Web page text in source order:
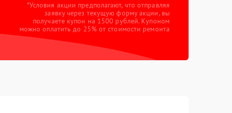
*Условия акции предполагают, что отправляя
заявку через текущую форму акции, вы
получаете купон на 1500 рублей. Купоном
можно оплатить до 25% от стоимости ремонта